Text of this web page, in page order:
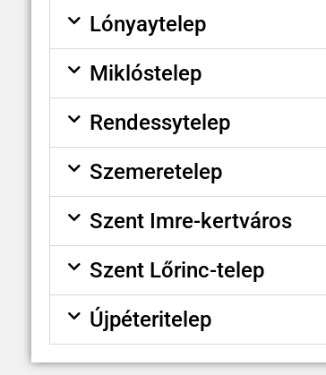
Lónyaytelep
Miklóstelep
Rendessytelep
Szemeretelep
Szent Imre-kertváros
Szent Lőrinc-telep
Újpéteritelep